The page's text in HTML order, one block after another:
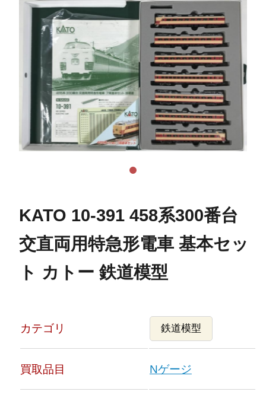
KATO 10-391 458系300番台
交直両用特急形電車 基本セッ
ト カトー 鉄道模型
カテゴリ 鉄道模型
買取品目 Nゲージ